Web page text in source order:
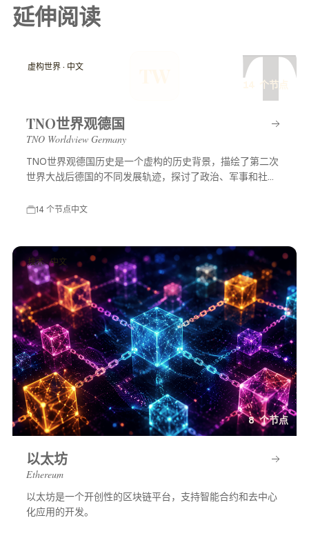
延伸阅读
T
虚构世界 · 中文
14 个节点
TNO世界观德国
TNO Worldview Germany
TNO世界观德国历史是一个虚构的历史背景，描绘了第二次
世界大战后德国的不同发展轨迹，探讨了政治、军事和社会
14 个节点中文
技术 · 中文
8 个节点
以太坊
Ethereum
以太坊是一个开创性的区块链平台，支持智能合约和去中心
化应用的开发。